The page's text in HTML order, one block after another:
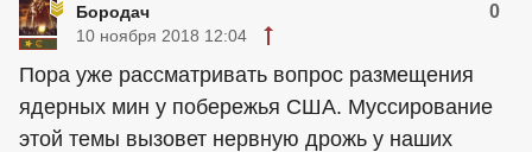
Бородач 0
10 ноября 2018 12:04
Пора уже рассматривать вопрос размещения
ядерных мин у побережья США. Муссирование
этой темы вызовет нервную дрожь у наших